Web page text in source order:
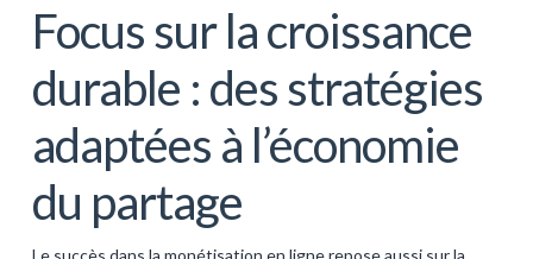
Focus sur la croissance
durable : des stratégies
adaptées à l’économie
du partage
Le succès dans la monétisation en ligne repose aussi sur la